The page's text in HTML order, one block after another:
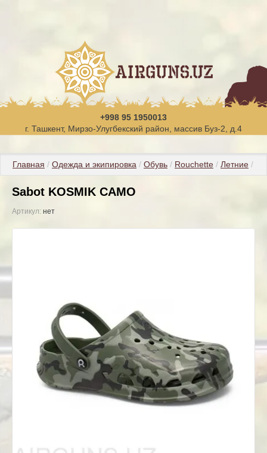
+998 95 1950013
г. Ташкент, Мирзо-Улугбекский район, массив Буз-2, д.4
Главная / Одежда и экипировка / Обувь / Rouchette / Летние /
Sabot KOSMIK CAMO
Артикул: нет